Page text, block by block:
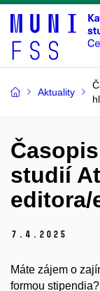
Aktuality
studií
editora/
7. 4. 2025
Máte zájem o
formou